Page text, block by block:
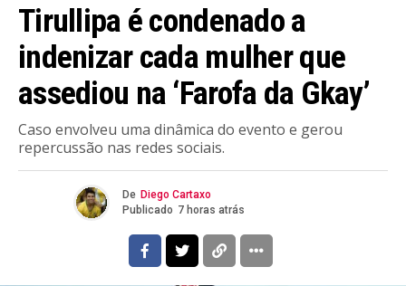
Tirullipa é condenado a
indenizar cada mulher que
assediou na ‘Farofa da Gkay’
Caso envolveu uma dinâmica do evento e gerou
repercussão nas redes sociais.
De Diego Cartaxo
Publicado 7 horas atrás